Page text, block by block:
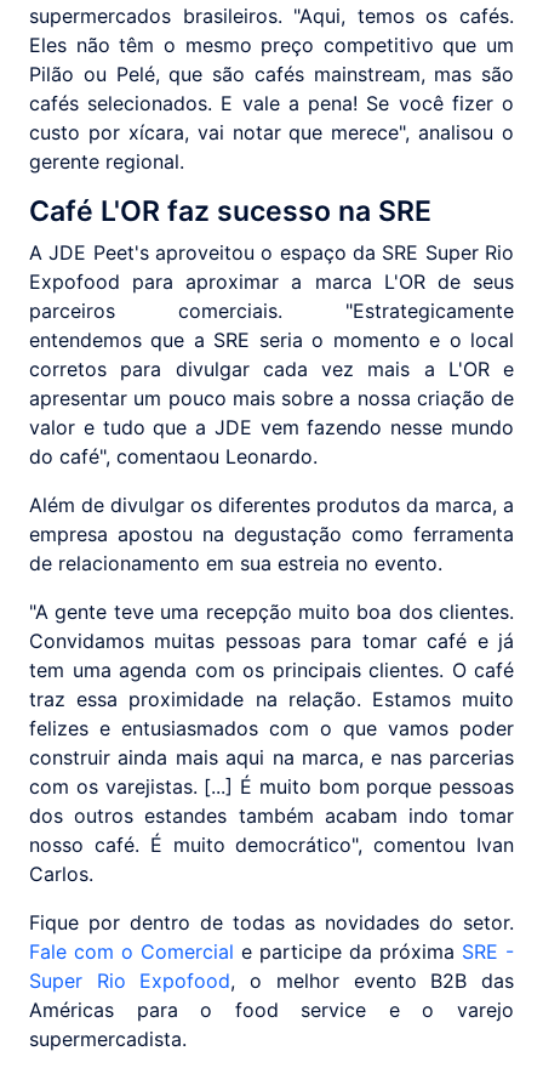
supermercados brasileiros. "Aqui, temos os cafés.
Eles não têm o mesmo preço competitivo que um
Pilão ou Pelé, que são cafés mainstream, mas são
cafés selecionados. E vale a pena! Se você fizer o
custo por xícara, vai notar que merece", analisou o
gerente regional.
Café L'OR faz sucesso na SRE
A JDE Peet's aproveitou o espaço da SRE Super Rio
Expofood para aproximar a marca L'OR de seus
parceiros comerciais. "Estrategicamente
entendemos que a SRE seria o momento e o local
corretos para divulgar cada vez mais a L'OR e
apresentar um pouco mais sobre a nossa criação de
valor e tudo que a JDE vem fazendo nesse mundo
do café", comentaou Leonardo.
Além de divulgar os diferentes produtos da marca, a
empresa apostou na degustação como ferramenta
de relacionamento em sua estreia no evento.
"A gente teve uma recepção muito boa dos clientes.
Convidamos muitas pessoas para tomar café e já
tem uma agenda com os principais clientes. O café
traz essa proximidade na relação. Estamos muito
felizes e entusiasmados com o que vamos poder
construir ainda mais aqui na marca, e nas parcerias
com os varejistas. [...] É muito bom porque pessoas
dos outros estandes também acabam indo tomar
nosso café. É muito democrático", comentou Ivan
Carlos.
Fique por dentro de todas as novidades do setor.
Fale com o Comercial e participe da próxima SRE -
Super Rio Expofood, o melhor evento B2B das
Américas para o food service e o varejo
supermercadista.